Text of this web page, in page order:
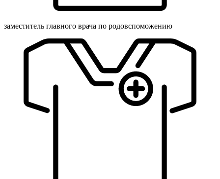
заместитель главного врача по родовспоможению